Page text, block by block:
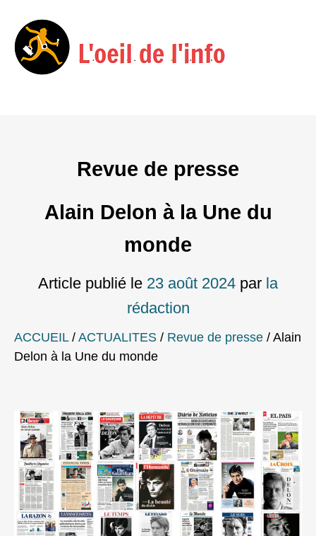
Revue de presse
Alain Delon à la Une du
monde
Article publié le 23 août 2024 par la
rédaction
ACCUEIL/ ACTUALITES / Revue de presse / Alain
Delon à la Une du monde